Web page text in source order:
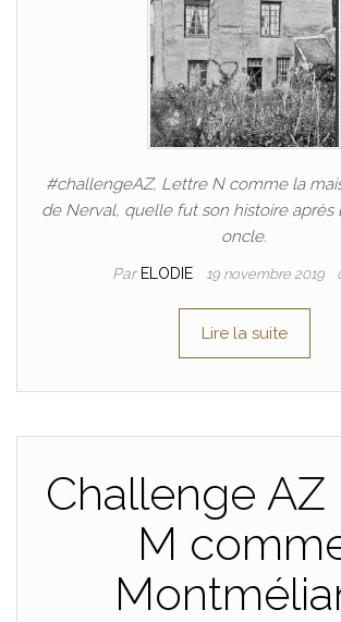
#challengeAZ, Lettre N comme la
de Nerval, quelle fut son histoire après
oncle.
Par ELODIE 19 novembre 2019
Lire la suite
Challenge AZ
M